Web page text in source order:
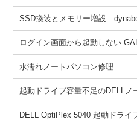
SSD換装とメモリー増設｜
ログイン画面から起動しない
水濡れノートパソコン修理
起動ドライブ容量不足のDELLノ
DELL OptiPlex 5040 起動ドライ